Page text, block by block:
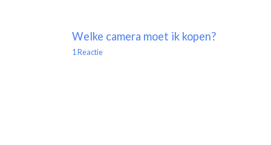
Welke camera moet ik kopen?
1 Reactie